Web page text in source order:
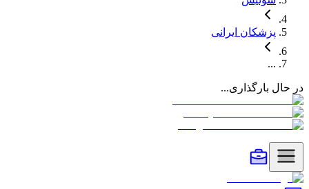
پزشکان ایرانی
...
در حال بارگذاری...